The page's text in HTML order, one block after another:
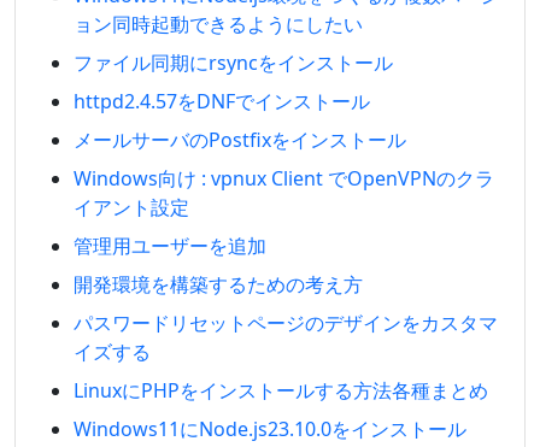
ョン同時起動できるようにしたい
ファイル同期にrsyncをインストール
httpd2.4.57をDNFでインストール
メールサーバのPostfixをインストール
Windows向け : vpnux Client でOpenVPNのクラ
イアント設定
管理用ユーザーを追加
開発環境を構築するための考え方
パスワードリセットページのデザインをカスタマ
イズする
LinuxにPHPをインストールする方法各種まとめ
Windows11にNode.js23.10.0をインストール